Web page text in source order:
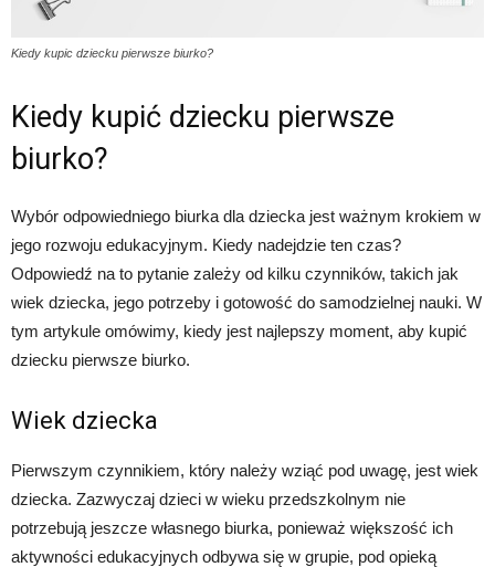
Kiedy kupic dziecku pierwsze biurko?
Kiedy kupić dziecku pierwsze
biurko?
Wybór odpowiedniego biurka dla dziecka jest ważnym krokiem w
jego rozwoju edukacyjnym. Kiedy nadejdzie ten czas?
Odpowiedź na to pytanie zależy od kilku czynników, takich jak
wiek dziecka, jego potrzeby i gotowość do samodzielnej nauki. W
tym artykule omówimy, kiedy jest najlepszy moment, aby kupić
dziecku pierwsze biurko.
Wiek dziecka
Pierwszym czynnikiem, który należy wziąć pod uwagę, jest wiek
dziecka. Zazwyczaj dzieci w wieku przedszkolnym nie
potrzebują jeszcze własnego biurka, ponieważ większość ich
aktywności edukacyjnych odbywa się w grupie, pod opieką